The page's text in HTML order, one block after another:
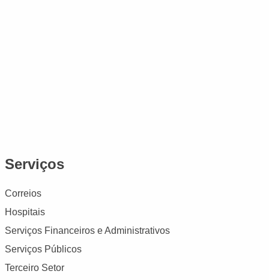
Serviços
Correios
Hospitais
Serviços Financeiros e Administrativos
Serviços Públicos
Terceiro Setor